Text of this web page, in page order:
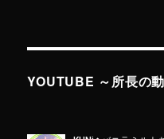
YOUTUBE ～所長の